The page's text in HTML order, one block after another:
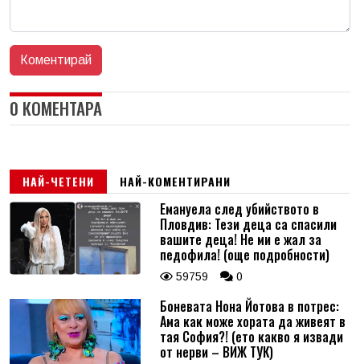
0 КОМЕНТАРА
НАЙ-ЧЕТЕНИ НАЙ-КОМЕНТИРАНИ
Емануела след убийството в
Пловдив: Тези деца са спасили
вашите деца! Не ми е жал за
педофила! (още подробности)
59759 0
Боневата Нона Йотова в потрес:
Ама как може хората да живеят в
тая София?! (ето какво я извади
от нерви – ВИЖ ТУК)